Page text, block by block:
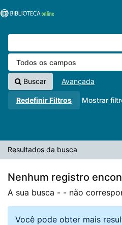
VuFind
Buscar Avançada
Redefinir Filtros Mostrar
Resultados da busca
Nenhum registro
A sua busca - - não
Você pode obter mais